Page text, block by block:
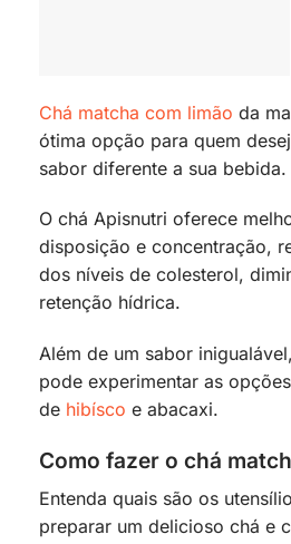
Chá matcha com limão da
ótima opção para quem
sabor diferente a sua bebida.
O chá Apisnutri oferece
disposição e concentração,
dos níveis de colesterol,
retenção hídrica.
Além de um sabor
pode experimentar as
de hibísco e abacaxi.
Como fazer o chá
Entenda quais são os
preparar um delicioso chá e